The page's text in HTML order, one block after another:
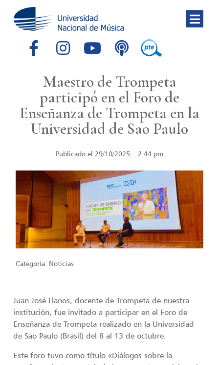
Maestro de Trompeta
participó en el Foro de
Enseñanza de Trompeta en la
Universidad de Sao Paulo
Publicado el 29/10/2025 2:44 pm
Categoria: Noticias
Juan José Llanos, docente de Trompeta de nuestra
institución, fue invitado a participar en el Foro de
Enseñanza de Trompeta realizado en la Universidad
de Sao Paulo (Brasil) del 8 al 13 de octubre.
Este foro tuvo como título «Diálogos sobre la